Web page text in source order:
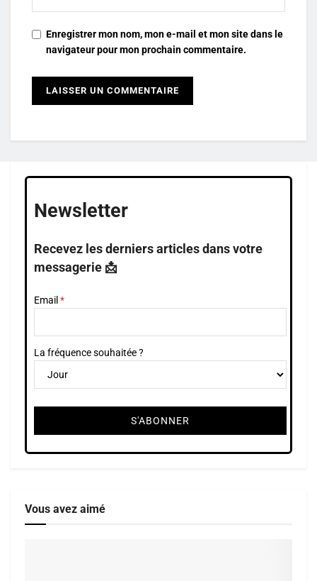
Enregistrer mon nom, mon e-mail et mon site dans le
navigateur pour mon prochain commentaire.
Newsletter
Recevez les derniers articles dans votre
messagerie 📩
Email
La fréquence souhaitée ?
Vous avez aimé